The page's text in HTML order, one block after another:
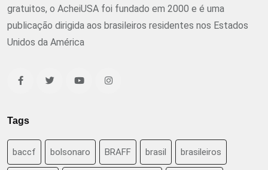
gratuitos, o AcheiUSA foi fundado em 2000 e é uma
publicação dirigida aos brasileiros residentes nos Estados
Unidos da América
Tags
baccf bolsonaro BRAFF brasil brasileiros